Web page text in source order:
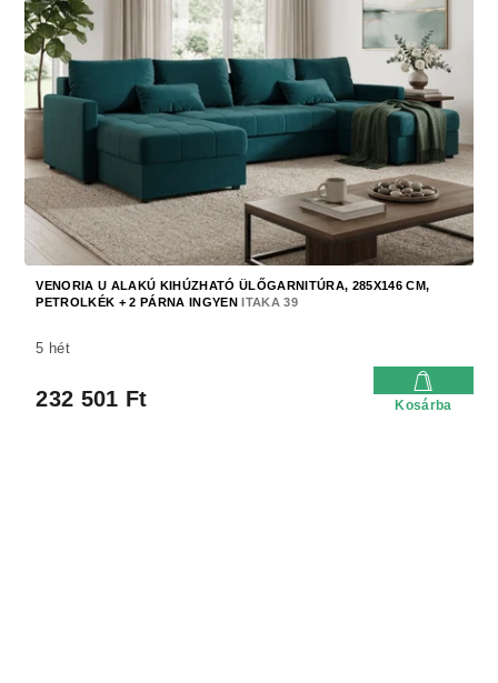
VENORIA U ALAKÚ KIHÚZHATÓ ÜLŐGARNITÚRA, 285X146 CM,
PETROLKÉK + 2 PÁRNA INGYENITAKA 39
5 hét
232 501 Ft Kosárba